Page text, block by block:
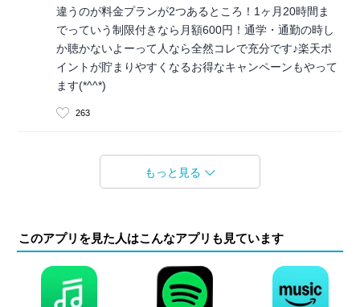
違うのが料金プランが2つあるところ！1ヶ月20時間ま
でっていう制限付きなら月額600円！通学・通勤の時し
か聴かないよーって人なら全然コレで充分です♪楽天ポ
イントが貯まりやすくなるお得なキャンペーンもやって
ます(*^^*)
263
もっと見る
このアプリを見た人はこんなアプリも見ています